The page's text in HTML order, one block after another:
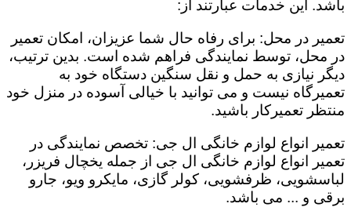
باشد. این خدمات عبارتند از:
تعمیر در محل: برای رفاه حال شما عزیزان، امکان تعمیر
در محل، توسط نمایندگی فراهم شده است. بدین ترتیب،
دیگر نیازی به حمل و نقل سنگین دستگاه خود به
تعمیرگاه نیست و می توانید با خیالی آسوده در منزل خود
منتظر تعمیرکار باشید.
تعمیر انواع لوازم خانگی ال جی: تخصص نمایندگی در
تعمیر انواع لوازم خانگی ال جی از جمله یخچال فریزر،
لباسشویی، ظرفشویی، کولر گازی، مایکرو ویو، جارو
برقی و ... می باشد.